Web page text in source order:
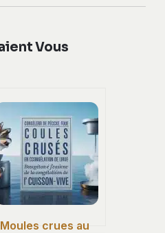
Vous
Moules crues au